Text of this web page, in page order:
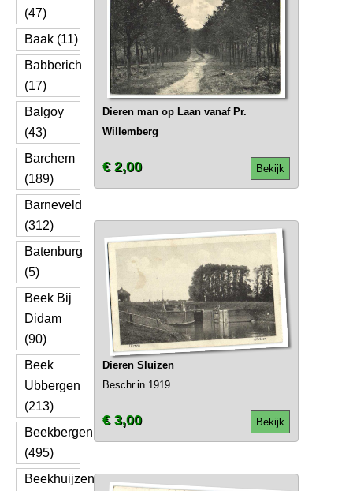
(47)
Baak (11)
Babberich
(17)
Balgoy
(43)
Barchem
(189)
Barneveld
(312)
Batenburg
(5)
Beek Bij
Didam
(90)
Beek
Ubbergen
(213)
Beekbergen
(495)
Beekhuijzen
Dieren man op Laan vanaf Pr.
Willemberg
Bekijk
€ 2,00
Dieren Sluizen
Beschr.in 1919
Bekijk
€ 3,00